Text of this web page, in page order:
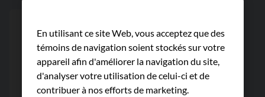
En utilisant ce site Web, vous acceptez que des
témoins de navigation soient stockés sur votre
appareil afin d'améliorer la navigation du site,
d'analyser votre utilisation de celui-ci et de
contribuer à nos efforts de marketing.